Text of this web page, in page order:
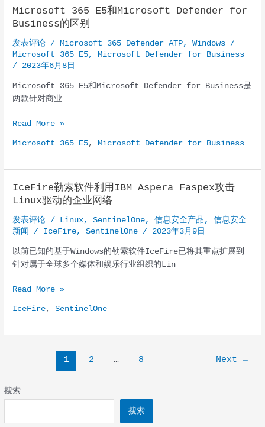
搜索
搜索
美
国
校
能？
Microsoft 365 E5和Microsoft Defender for
Business的区别
发表评论 / Microsoft 365 Defender ATP,Windows /
Microsoft 365 E5,
Microsoft Defender for Business
/ 2023年6月8日
Microsoft 365 E5和Microsoft Defender for Business是
两款针对商业
Microsoft
Defender
for
Business
的
别
Read More »
Microsoft 365 E5,Microsoft Defender for Business
IceFire勒索软件利用IBM Aspera Faspex攻击
Linux驱动的企业网络
发表评论 / Linux,SentinelOne,信息安全产品 ,信息安全
新闻 / IceFire,SentinelOne / 2023年3月9日
以前已知的基于Windows的勒索软件IceFire已将其重点扩展到
针对属于全球多个媒体和娱乐行业组织的Lin
IceFire
Aspera
Read More »
IceFire,SentinelOne
1 2 … 8 Next →